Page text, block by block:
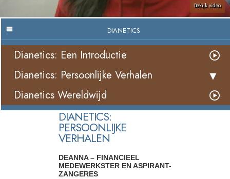
Bekijk video
DIANETICS
Dianetics: Een Introductie
Dianetics: Persoonlijke Verhalen
Dianetics Wereldwijd
DIANETICS:
PERSOONLIJKE
VERHALEN
DEANNA – FINANCIEEL
MEDEWERKSTER EN ASPIRANT-
ZANGERES